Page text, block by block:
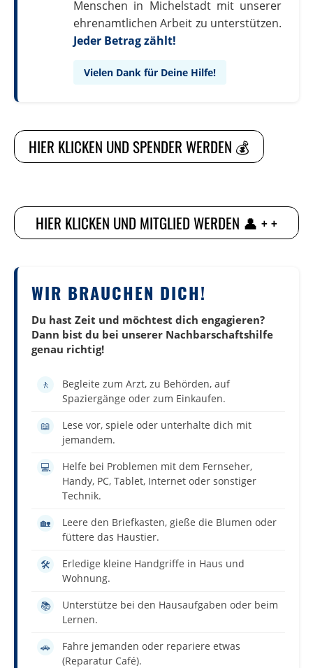
Menschen in Michelstadt mit unserer
ehrenamtlichen Arbeit zu unterstützen.
Jeder Betrag zählt!
Vielen Dank für Deine Hilfe!
HIER KLICKEN UND SPENDER WERDEN 💰
HIER KLICKEN UND MITGLIED WERDEN 👤 + +
WIR BRAUCHEN DICH!
Du hast Zeit und möchtest dich engagieren?
Dann bist du bei unserer Nachbarschaftshilfe
genau richtig!
🚶
Begleite zum Arzt, zu Behörden, auf
Spaziergänge oder zum Einkaufen.
📖
Lese vor, spiele oder unterhalte dich mit
jemandem.
💻
Helfe bei Problemen mit dem Fernseher,
Handy, PC, Tablet, Internet oder sonstiger
Technik.
🏡
Leere den Briefkasten, gieße die Blumen oder
füttere das Haustier.
🛠️
Erledige kleine Handgriffe in Haus und
Wohnung.
📚
Unterstütze bei den Hausaufgaben oder beim
Lernen.
🚗
Fahre jemanden oder repariere etwas
(Reparatur Café).